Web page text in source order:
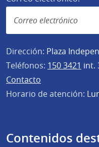
Dirección: Plaza
Teléfonos: 150 3421 int.
Contacto
Horario de atención:
Contenidos